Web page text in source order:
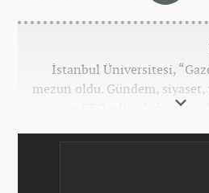
İstanbul Üniversitesi,
mezun oldu. Gündem,
ve SEO editörlüğü yaptı.